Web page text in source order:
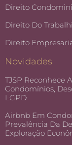
Direito
Direito Do
Direito
Novidades
TJSP Reconhece
Condomínios,
LGPD
Airbnb Em
Prevalência Da
Exploração